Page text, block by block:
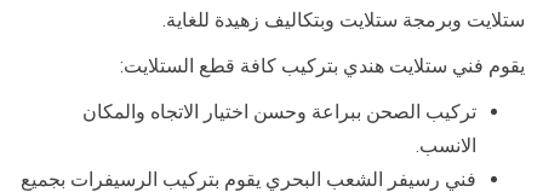
ستلايت وبرمجة ستلايت وبتكاليف زهيدة للغاية.
يقوم فني ستلايت هندي بتركيب كافة قطع الستلايت:
تركيب الصحن ببراعة وحسن اختيار الاتجاه والمكان
الانسب.
فني رسيفر الشعب البحري يقوم بتركيب الرسيفرات بجميع